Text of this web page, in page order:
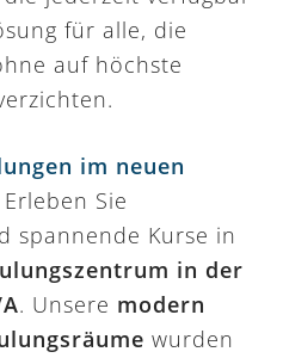
für alle, die
auf höchste
im neuen
Erleben Sie
spannende Kurse in
in der
. Unsere modern
wurden